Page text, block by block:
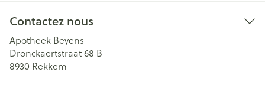
Contactez nous
Apotheek Beyens
Dronckaertstraat 68 B
8930 Rekkem